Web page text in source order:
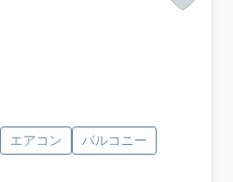
エアコン
バルコニー